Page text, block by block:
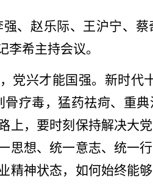
、赵乐际、王沪宁、
李希主持会议。
党兴才能国强。新时代
骨疗毒，猛药祛疴、重
上，要时刻保持解决大
思想、统一意志、统一
精神状态，如何始终能